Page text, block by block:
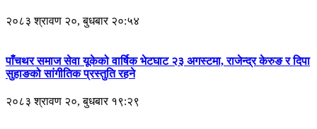
२०८३ श्रावण २०, बुधबार २०:५४
पाँचथर समाज सेवा यूकेको वार्षिक भेटघाट २३ अगस्टमा, राजेन्द्र केरुङ र दिपा
सुहाङको सांगीतिक प्रस्तुति रहने
२०८३ श्रावण २०, बुधबार १९:२९